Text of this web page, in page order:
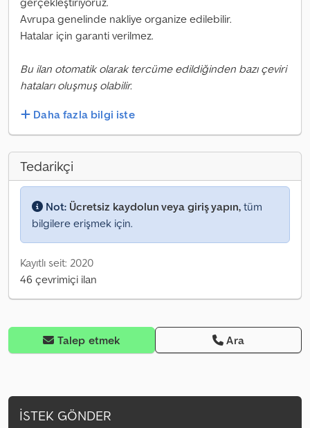
Avrupa genelinde nakliye organize edilebilir.
Hatalar için garanti verilmez.
Bu ilan otomatik olarak tercüme edildiğinden bazı çeviri
hataları oluşmuş olabilir.
Daha fazla bilgi iste
Tedarikçi
Not: Ücretsiz kaydolun veya giriş yapın, tüm
bilgilere erişmek için.
Kayıtlı seit: 2020
46 çevrimiçi ilan
Talep etmek Ara
İSTEK GÖNDER